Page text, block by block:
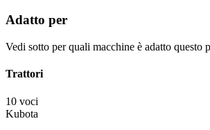
Adatto per
Vedi sotto per quali macchine è adatto questo
Trattori
10 voci
Kubota